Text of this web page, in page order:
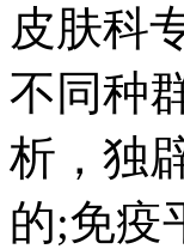
皮肤科
不同种
析，独
的;免疫